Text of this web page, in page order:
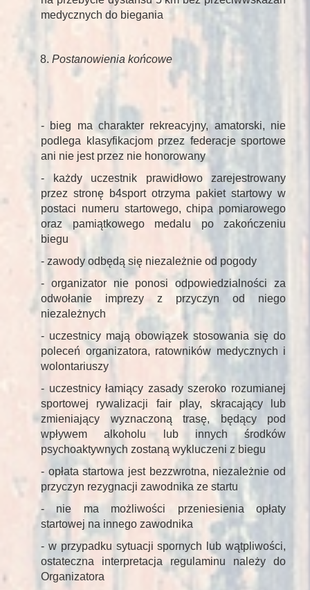
medycznych do biegania
Postanowienia końcowe
- bieg ma charakter rekreacyjny, amatorski, nie
podlega klasyfikacjom przez federacje sportowe
ani nie jest przez nie honorowany
- każdy uczestnik prawidłowo zarejestrowany
przez stronę b4sport otrzyma pakiet startowy w
postaci numeru startowego, chipa pomiarowego
oraz pamiątkowego medalu po zakończeniu
biegu
- zawody odbędą się niezależnie od pogody
- organizator nie ponosi odpowiedzialności za
odwołanie imprezy z przyczyn od niego
niezależnych
- uczestnicy mają obowiązek stosowania się do
poleceń organizatora, ratowników medycznych i
wolontariuszy
- uczestnicy łamiący zasady szeroko rozumianej
sportowej rywalizacji fair play, skracający lub
zmieniający wyznaczoną trasę, będący pod
wpływem alkoholu lub innych środków
psychoaktywnych zostaną wykluczeni z biegu
- opłata startowa jest bezzwrotna, niezależnie od
przyczyn rezygnacji zawodnika ze startu
- nie ma możliwości przeniesienia opłaty
startowej na innego zawodnika
- w przypadku sytuacji spornych lub wątpliwości,
ostateczna interpretacja regulaminu należy do
Organizatora